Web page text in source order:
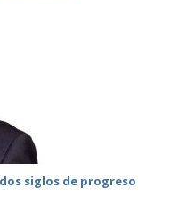
siglos de progreso